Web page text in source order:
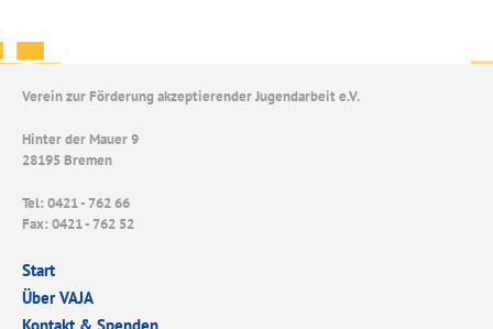
Verein zur Förderung akzeptierender Jugendarbeit e.V.
Hinter der Mauer 9
28195 Bremen
Tel: 0421 - 762 66
Fax: 0421 - 762 52
Start
Über VAJA